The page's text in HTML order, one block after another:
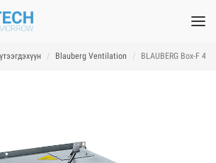
Blauberg Ventilation BLAUBERG Box-F